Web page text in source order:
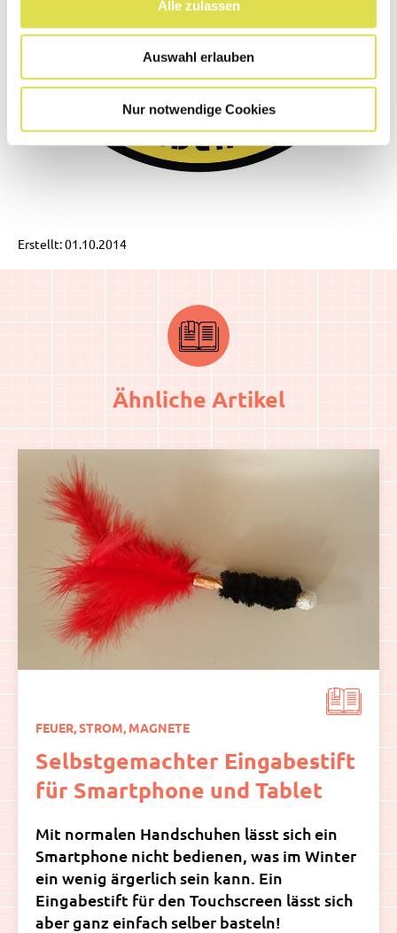
Alle zulassen
Auswahl erlauben
Nur notwendige Cookies
Erstellt: 01.10.2014
Ähnliche Artikel
FEUER, STROM, MAGNETE
Selbstgemachter Eingabestift
für Smartphone und Tablet
Mit normalen Handschuhen lässt sich ein
Smartphone nicht bedienen, was im Winter
ein wenig ärgerlich sein kann. Ein
Eingabestift für den Touchscreen lässt sich
aber ganz einfach selber basteln!